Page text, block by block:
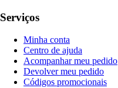
Serviços
Minha conta
Centro de ajuda
Acompanhar meu pedido
Devolver meu pedido
Códigos promocionais